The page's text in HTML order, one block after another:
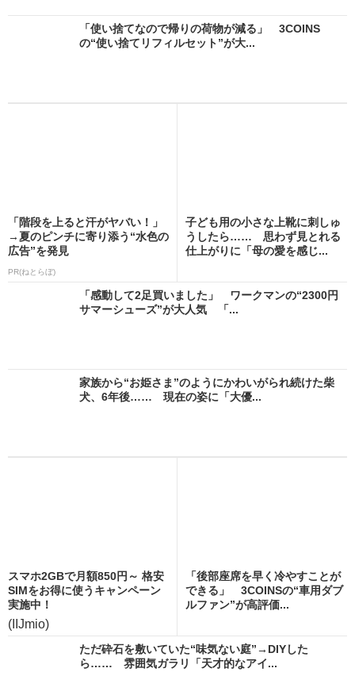
「使い捨てなので帰りの荷物が減る」 3COINS
の“使い捨てリフィルセット”が大...
「階段を上ると汗がヤバい！」
→夏のピンチに寄り添う“水色の
広告”を発見
PR(ねとらぼ)
子ども用の小さな上靴に刺しゅ
うしたら…… 思わず見とれる
仕上がりに「母の愛を感じ...
「感動して2足買いました」 ワークマンの“2300円
サマーシューズ”が大人気 「...
家族から“お姫さま”のようにかわいがられ続けた柴
犬、6年後…… 現在の姿に「大優...
スマホ2GBで月額850円～ 格安
SIMをお得に使うキャンペーン
実施中！
(IIJmio)
「後部座席を早く冷やすことが
できる」 3COINSの“車用ダブ
ルファン”が高評価...
ただ砕石を敷いていた“味気ない庭”→DIYした
ら…… 雰囲気ガラリ「天才的なアイ...